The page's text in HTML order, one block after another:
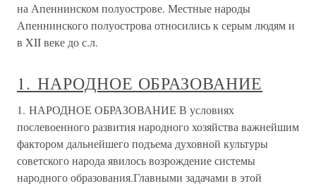
на Апеннинском полуострове. Местные народы
Апеннинского полуострова относились к серым людям и
в XII веке до с.л.
1. НАРОДНОЕ ОБРАЗОВАНИЕ
1. НАРОДНОЕ ОБРАЗОВАНИЕ В условиях
послевоенного развития народного хозяйства важнейшим
фактором дальнейшего подъема духовной культуры
советского народа явилось возрождение системы
народного образования.Главными задачами в этой